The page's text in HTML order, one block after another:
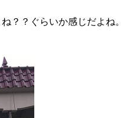
？？ぐらいか感じだよね。